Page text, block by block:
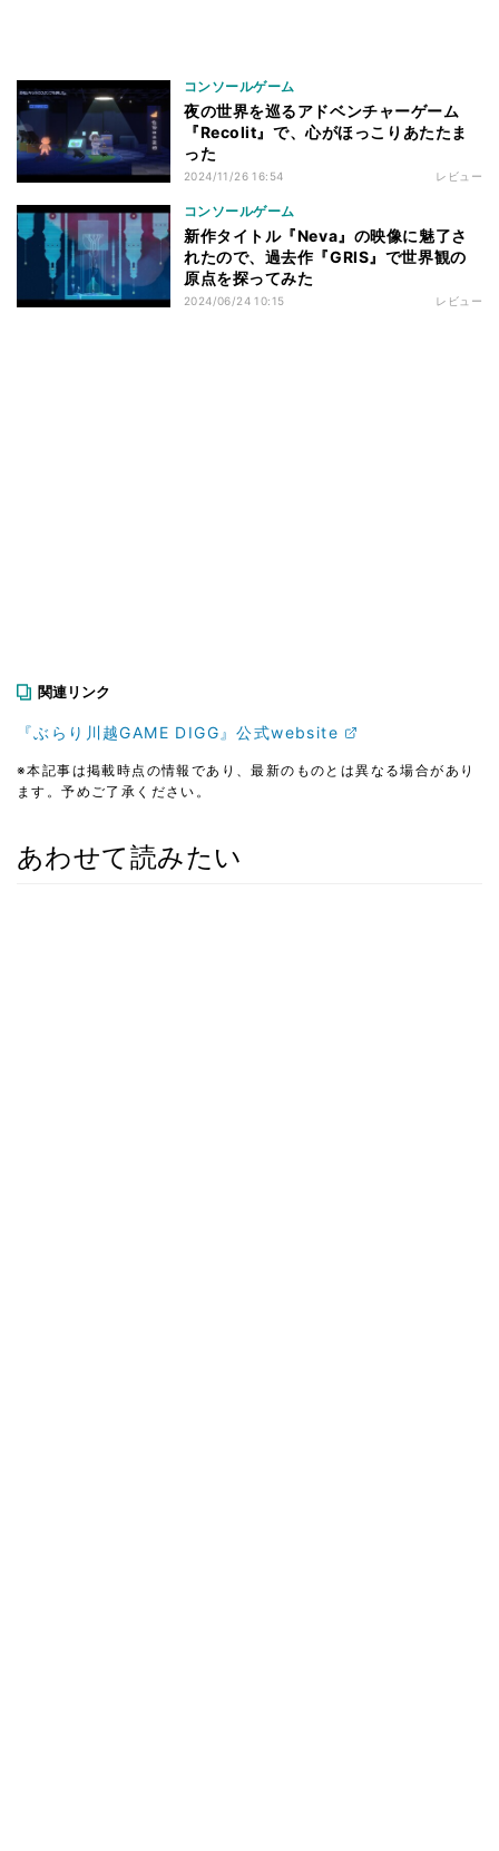
コンソールゲーム
夜の世界を巡るアドベンチャーゲーム
『Recolit』で、心がほっこりあたたま
った
2024/11/26 16:54 レビュー
コンソールゲーム
新作タイトル『Neva』の映像に魅了さ
れたので、過去作『GRIS』で世界観の
原点を探ってみた
2024/06/24 10:15 レビュー
関連リンク
『ぶらり川越GAME DIGG』公式website
※本記事は掲載時点の情報であり、最新のものとは異なる場合があり
ます。予めご了承ください。
あわせて読みたい